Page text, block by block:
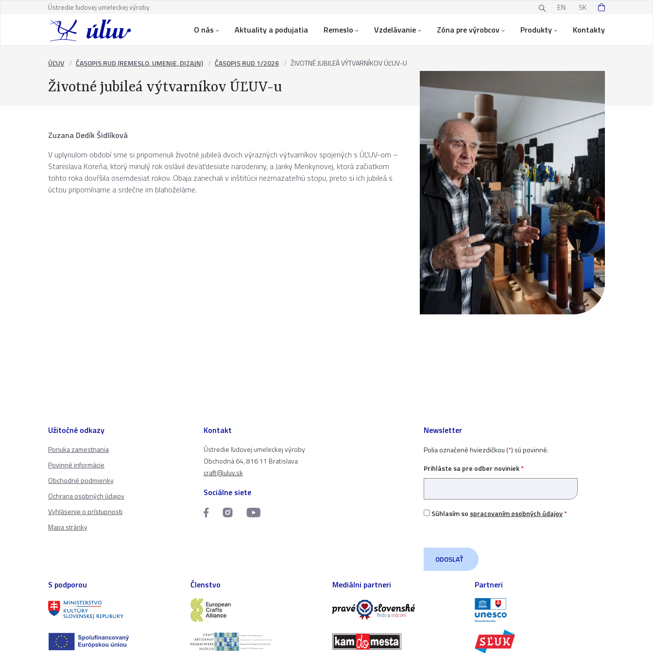
Ústredie ľudovej umeleckej výroby EN SK
O nás Aktuality a podujatia Remeslo Vzdelávanie Zóna pre výrobcov Produkty Kontakty
ÚĽUV ČASOPIS RUD (REMESLO, UMENIE, DIZAJN) ČASOPIS RUD 1/2026 ŽIVOTNÉ JUBILEÁ VÝTVARNÍKOV ÚĽUV-U
Životné jubileá výtvarníkov ÚĽUV-u
Zuzana Dedík Šidlíková
V uplynulom období sme si pripomenuli životné jubileá dvoch výrazných výtvarníkov spojených s ÚĽUV-om –
Stanislava Koreňa, ktorý minulý rok oslávil deväťdesiate narodeniny, a Janky Menkynovej, ktorá začiatkom
tohto roka dovŕšila osemdesiat rokov. Obaja zanechali v inštitúcii nezmazateľnú stopu, preto si ich jubileá s
úctou pripomíname a srdečne im blahoželáme.
Užitočné odkazy
Ponuka zamestnania
Povinné informácie
Obchodné podmienky
Ochrana osobných údajov
Vyhlásenie o prístupnosti
Mapa stránky
Kontakt
Ústredie ľudovej umeleckej výroby
Obchodná 64, 816 11 Bratislava
craft@uluv.sk
Sociálne siete
Newsletter
Polia označené hviezdičkou (*) sú povinné.
Prihláste sa pre odber noviniek*
Súhlasím so spracovaním osobných údajov*
S podporou Členstvo Mediálni partneri Partneri